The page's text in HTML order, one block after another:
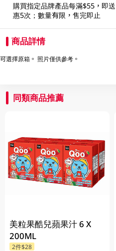
購買指定品牌產品每滿$55，即
惠5次；數量有限，售完即止
商品詳情
可選擇原箱。 照片僅供參考。
同類商品推薦
美粒果酷兒蘋果汁 6 X
200ML
2件$28